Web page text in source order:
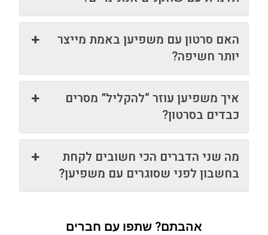
האם סרטון עם משפיען באמת מייצר
יותר חשיפה?
איך משפיען עוזר “להקליל” מסרים
כבדים בסרטון?
מה שני הדברים הכי חשובים לקחת
בחשבון לפני שסוגרים עם משפיען?
אהבתם? שתפו עם חברים